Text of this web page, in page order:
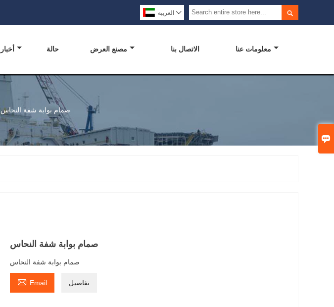

 العربية 
أخبار حالة مصنع العرض الاتصال بنا معلومات عنا
صمام بوابة شفة النحاس
صمام بوابة شفة النحاس
صمام بوابة شفة النحاس
 Email تفاصيل